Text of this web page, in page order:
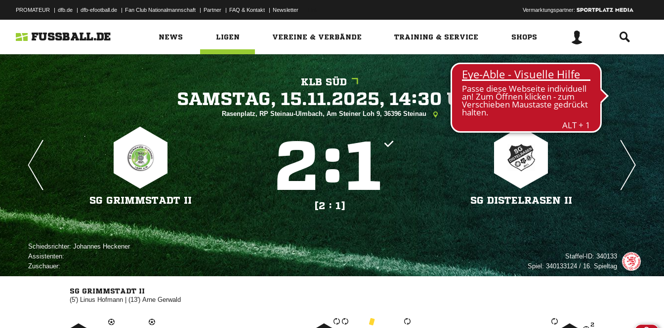
PROMATEUR | dfb.de | dfb-efootball.de | Fan Club Nationalmannschaft | Partner | FAQ & Kontakt | Newsletter Vermarktungspartner:
FUSSBALL.DE NEWS LIGEN VEREINE & VERBÄNDE TRAINING & SERVICE SHOPS
KLB SÜD
   
Rasenplatz, RP Steinau-Ulmbach, Am Steiner Loh 9, 36396 Steinau
SG GRIMMSTADT II
:
[2 : 1]
SG DISTELRASEN II
Schiedsrichter: 
Assistenten:
Zuschauer:
Staffel-ID:340133
Spiel:340133124 / 16. Spieltag
SG GRIMMSTADT II
(5')  | (13') 
